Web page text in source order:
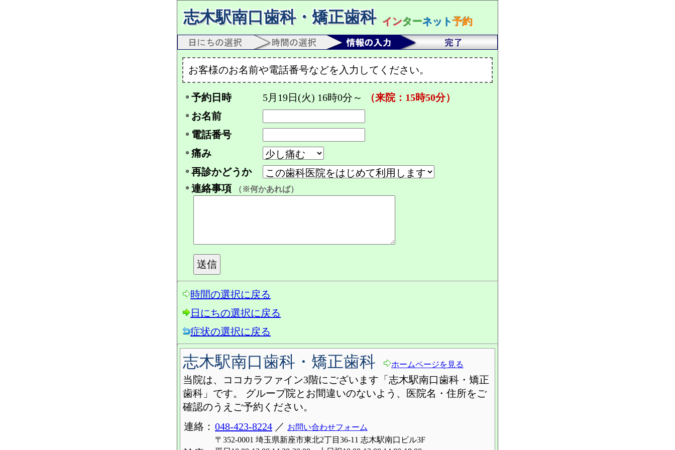
志木駅南口歯科・矯正歯科 インターネット予約
お客様のお名前や電話番号などを入力してください。
予約日時 5月19日(火) 16時0分～
（来院：15時50分）
お名前
電話番号
痛み
再診かどうか
連絡事項
（※何かあれば）
時間の選択に戻る
日にちの選択に戻る
症状の選択に戻る
志木駅南口歯科・矯正歯科 ホームページを見る
当院は、ココカラファイン3階にございます「志木駅南口歯科・矯正
歯科」です。 グループ院とお間違いのないよう、医院名・住所をご
確認のうえご予約ください。
連絡： 048-423-8224 ／ お問い合わせフォーム
〒352-0001 埼玉県新座市東北2丁目36-11 志木駅南口ビル3F